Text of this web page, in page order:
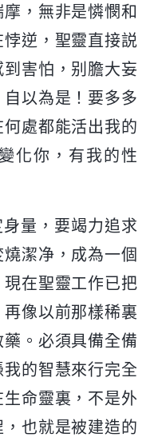
，無非是憐憫和
逆，聖靈直接説
害怕，别膽大妄
以為是！要多多
處都能活出我的
化你，有我的性
量，要竭力追求
潔净，成為一個
在聖靈工作已把
像以前那樣稀裏
。必須具備全備
的智慧來行完全
命靈裏，不是外
也就是被建造的